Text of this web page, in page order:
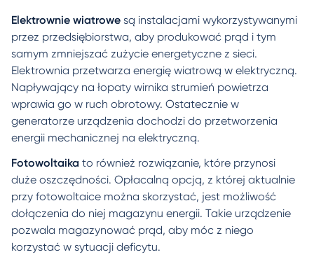
Elektrownie wiatrowe są instalacjami wykorzystywanymi
przez przedsiębiorstwa, aby produkować prąd i tym
samym zmniejszać zużycie energetyczne z sieci.
Elektrownia przetwarza energię wiatrową w elektryczną.
Napływający na łopaty wirnika strumień powietrza
wprawia go w ruch obrotowy. Ostatecznie w
generatorze urządzenia dochodzi do przetworzenia
energii mechanicznej na elektryczną.
Fotowoltaika to również rozwiązanie, które przynosi
duże oszczędności. Opłacalną opcją, z której aktualnie
przy fotowoltaice można skorzystać, jest możliwość
dołączenia do niej magazynu energii. Takie urządzenie
pozwala magazynować prąd, aby móc z niego
korzystać w sytuacji deficytu.